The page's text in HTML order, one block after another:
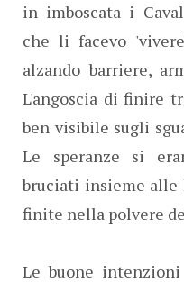
in imboscata i
che li facevo
alzando barriere,
L'angoscia di finire
ben visibile sugli
Le speranze si
bruciati insieme alle
finite nella polvere
Le buone